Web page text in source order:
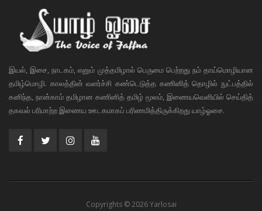
இயல், இசை, நாடகம், எனும் முத்தமிழால் பெருமை பெற்றது நம் தாய்மொழியான
தமிழ்மொழி. காலத்தின் வளர்ச்சி கண்டெடுத்த கணினித் தொழில் நுட்பத்தில்
கனிந்த, நான்காம் தமிழான கணினித் தமிழ் மூலம், இணையவெளியில் செய்தித்
தகவல் பரிமாற்ற இணைய ஊடகமாகப் பரிணமித்திருக்கிறது யாழ்ஓசை.
Copyrights © 2026 Yarlosai